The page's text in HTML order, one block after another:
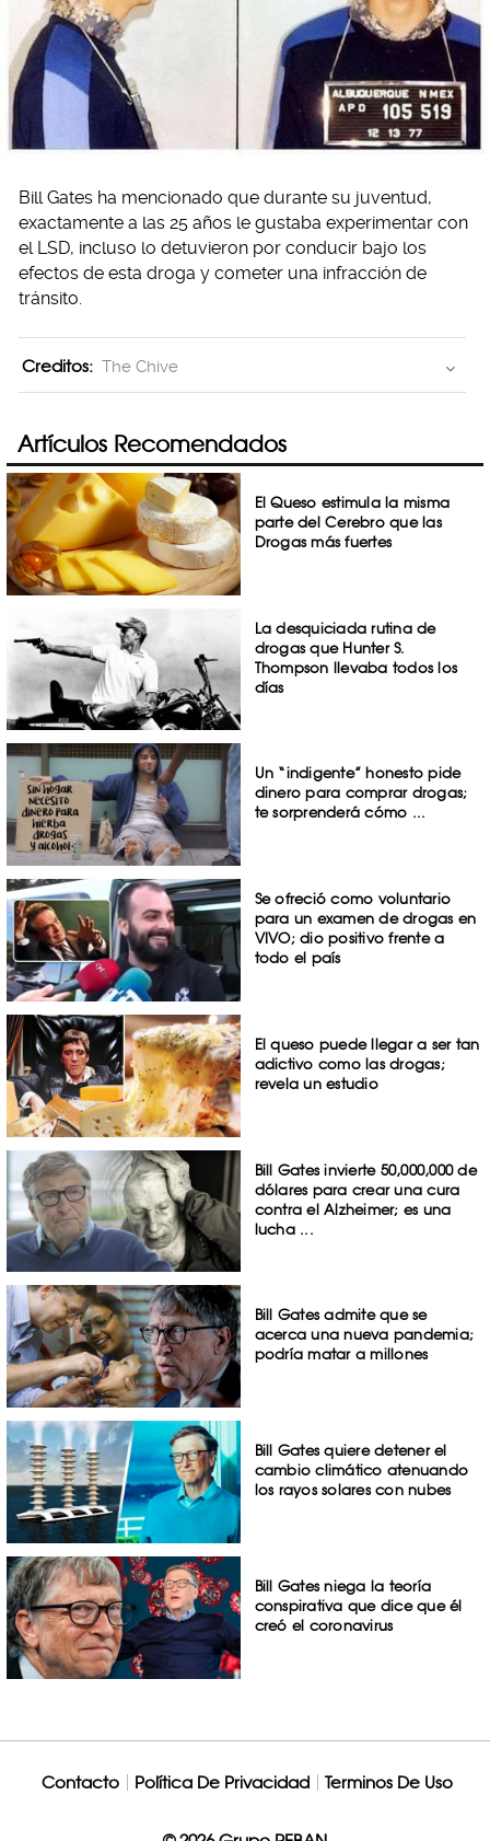
Bill Gates ha mencionado que durante su juventud,
exactamente a las 25 años le gustaba experimentar con
el LSD, incluso lo detuvieron por conducir bajo los
efectos de esta droga y cometer una infracción de
tránsito.
Creditos: The Chive
Artículos Recomendados
El Queso estimula la misma
parte del Cerebro que las
Drogas más fuertes
La desquiciada rutina de
drogas que Hunter S.
Thompson llevaba todos los
días
Un “indigente” honesto pide
dinero para comprar drogas;
te sorprenderá cómo ...
Se ofreció como voluntario
para un examen de drogas en
VIVO; dio positivo frente a
todo el país
El queso puede llegar a ser tan
adictivo como las drogas;
revela un estudio
Bill Gates invierte 50,000,000 de
dólares para crear una cura
contra el Alzheimer; es una
lucha ...
Bill Gates admite que se
acerca una nueva pandemia;
podría matar a millones
Bill Gates quiere detener el
cambio climático atenuando
los rayos solares con nubes
Bill Gates niega la teoría
conspirativa que dice que él
creó el coronavirus
Contacto Política De Privacidad Terminos De Uso